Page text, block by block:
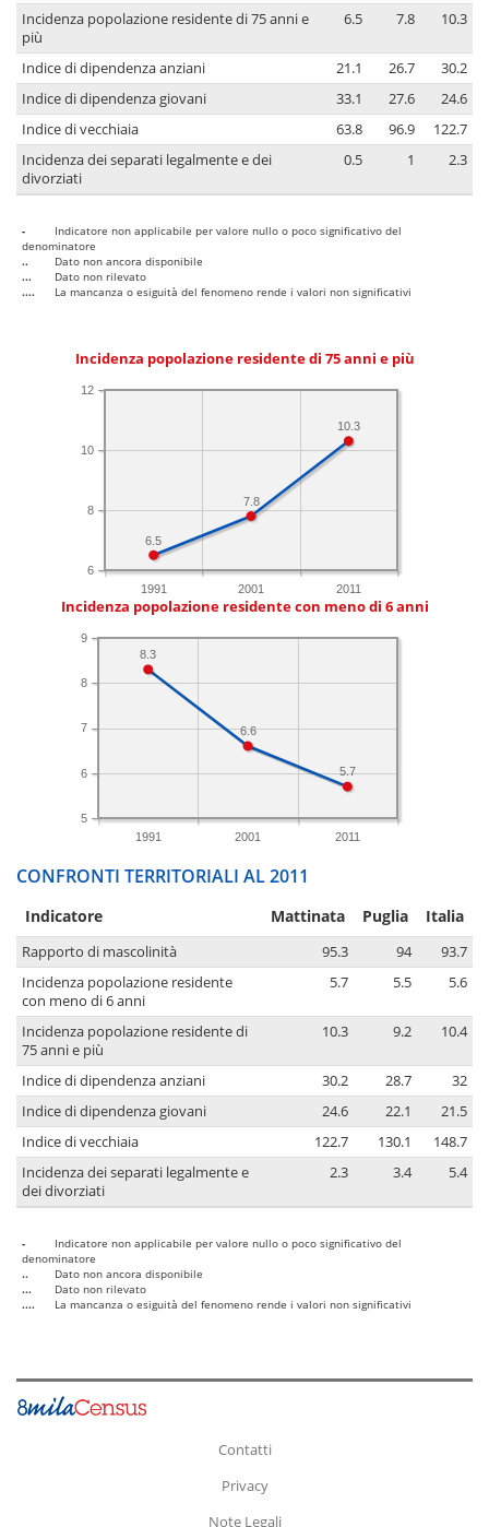
Incidenza popolazione residente di 75 anni e
più
6.5 7.8 10.3
Indice di dipendenza anziani 21.1 26.7
30.2
Indice di dipendenza giovani
33.1 27.6
24.6
Indice di vecchiaia
63.8 96.9
122.7
Incidenza dei separati legalmente e dei
divorziati
0.5 1 2.3
-
Indicatore non applicabile per valore nullo o poco significativo del
denominatore
..
Dato non ancora disponibile
...
Dato non rilevato
....
La mancanza o esiguità del fenomeno rende i valori non significativi
Incidenza popolazione residente di 75 anni e più
1991 2001 2011
6
8
10
12
10.3
7.8
6.5
Incidenza popolazione residente con meno di 6 anni
1991 2001 2011
5
6
7
8
9
5.7
6.6
8.3
CONFRONTI TERRITORIALI AL 2011
Indicatore Mattinata Puglia Italia
Rapporto di mascolinità 95.3 94
93.7
Incidenza popolazione residente
con meno di 6 anni
5.7 5.5 5.6
Incidenza popolazione residente di
75 anni e più
10.3 9.2 10.4
Indice di dipendenza anziani 30.2 28.7
32
Indice di dipendenza giovani
24.6 22.1
21.5
Indice di vecchiaia
122.7 130.1
148.7
Incidenza dei separati legalmente e
dei divorziati
2.3 3.4 5.4
-
Indicatore non applicabile per valore nullo o poco significativo del
denominatore
..
Dato non ancora disponibile
...
Dato non rilevato
....
La mancanza o esiguità del fenomeno rende i valori non significativi
Contatti
Privacy
Note Legali